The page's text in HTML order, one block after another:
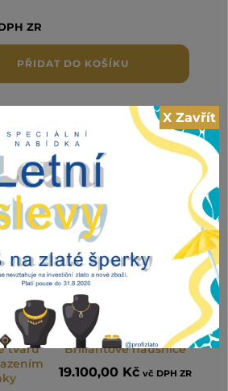
ZR
PŘIDAT DO KOŠÍKU
produkty
tvaru
Briliantové náušnice
19.100,00 Kč vč DPH ZR
X Zavřít